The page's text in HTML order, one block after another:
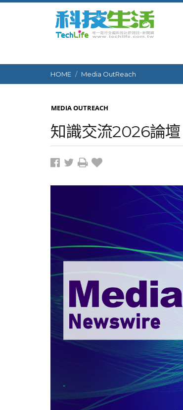
HOME Media OutReach
MEDIA OUTREACH
知識交流2026論